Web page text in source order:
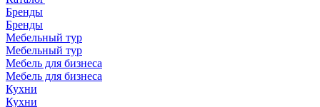
Бренды
Бренды
Мебельный тур
Мебельный тур
Мебель для бизнеса
Мебель для бизнеса
Кухни
Кухни